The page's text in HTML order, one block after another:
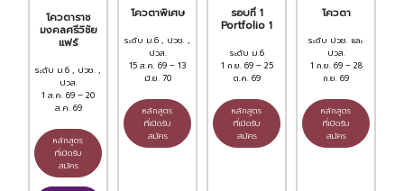
โควตาราช
มงคลศรีวิชัย
แฟร์
ระดับ ม.6 , ปวช. ,
ปวส.
1 ส.ค. 69 – 20
ส.ค. 69
หลักสูตร
ที่เปิดรับ
สมัคร
โควตาพิเศษ
ระดับ ม.6 , ปวช. ,
ปวส.
15 ส.ค. 69 – 13
มิ.ย. 70
หลักสูตร
ที่เปิดรับ
สมัคร
รอบที่ 1
Portfolio 1
ระดับ ม.6
1 ก.ย. 69 – 25
ต.ค. 69
หลักสูตร
ที่เปิดรับ
สมัคร
โควตา
ระดับ ปวช. และ
ปวส.
1 ก.ย. 69 – 28
ก.ย. 69
หลักสูตร
ที่เปิดรับ
สมัคร